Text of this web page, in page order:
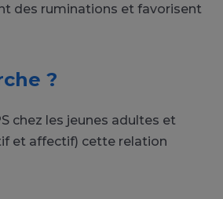
des ruminations et favorisent
?
chez les jeunes adultes et
et affectif) cette relation